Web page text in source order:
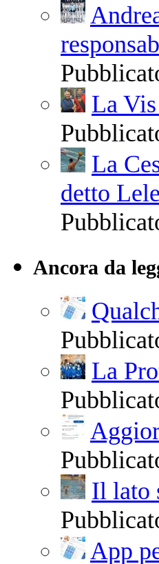
La
La
detto Lele
Ancora da
La
Il lato
App